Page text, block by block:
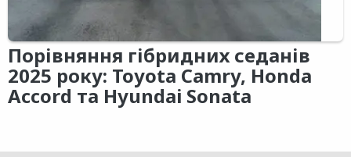
Порівняння гібридних седанів
2025 року: Toyota Camry, Honda
Accord та Hyundai Sonata